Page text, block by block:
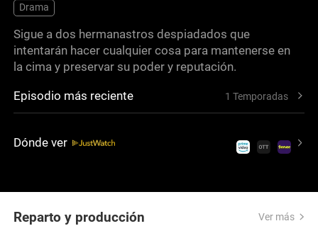
Drama
Sigue a dos hermanastros despiadados que
intentarán hacer cualquier cosa para mantenerse en
la cima y preservar su poder y reputación.
Episodio más reciente 1 Temporadas
Dónde ver
Reparto y producción Ver más